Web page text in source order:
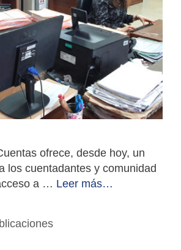
ofrece, desde hoy, un
los cuentadantes y comunidad
a … Leer más…